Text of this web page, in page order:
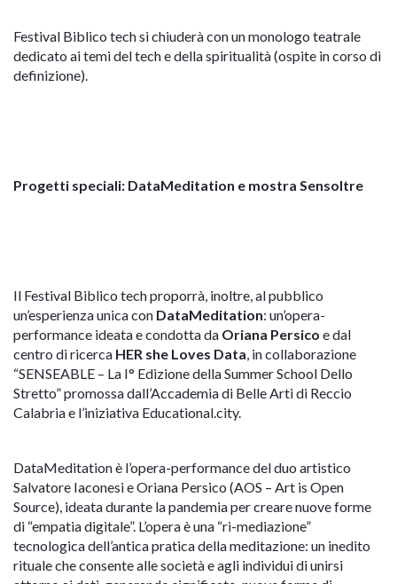
Festival Biblico tech si chiuderà con un monologo teatrale
dedicato ai temi del tech e della spiritualità (ospite in corso di
definizione).
Progetti speciali: DataMeditation e mostra Sensoltre
Il Festival Biblico tech proporrà, inoltre, al pubblico
un’esperienza unica con DataMeditation: un’opera-
performance ideata e condotta da Oriana Persico e dal
centro di ricerca HER she Loves Data, in collaborazione
“SENSEABLE – La I° Edizione della Summer School Dello
Stretto” promossa dall’Accademia di Belle Arti di Reccio
Calabria e l’iniziativa Educational.city.
DataMeditation è l’opera-performance del duo artistico
Salvatore Iaconesi e Oriana Persico (AOS – Art is Open
Source), ideata durante la pandemia per creare nuove forme
di “empatia digitale”. L’opera è una “ri-mediazione”
tecnologica dell’antica pratica della meditazione: un inedito
rituale che consente alle società e agli individui di unirsi